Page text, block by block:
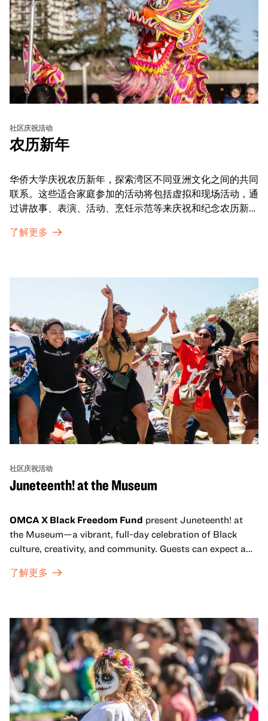
社区庆祝活动
农历新年
华侨大学庆祝农历新年，探索湾区不同亚洲文化之间的共同
联系。这些适合家庭参加的活动将包括虚拟和现场活动，通
过讲故事、表演、活动、烹饪示范等来庆祝和纪念农历新年
通过亲身参与和虚拟的治疗圈来相互支持。
了解更多
社区庆祝活动
Juneteenth! at the Museum
OMCA X Black Freedom Fund present Juneteenth! at
the Museum—a vibrant, full-day celebration of Black
culture, creativity, and community. Guests can expect a
sets from boundary-pushing artists, delicious offerings
move, make, and connect in celebration of Black culture.
了解更多